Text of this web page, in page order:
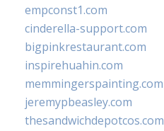
empconst1.com
cinderella-support.com
bigpinkrestaurant.com
inspirehuahin.com
memmingerspainting.com
jeremypbeasley.com
thesandwichdepotcos.com